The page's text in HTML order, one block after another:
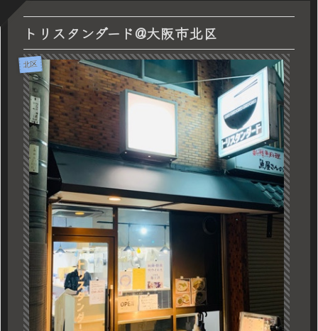
トリスタンダード@大阪市北区
北区